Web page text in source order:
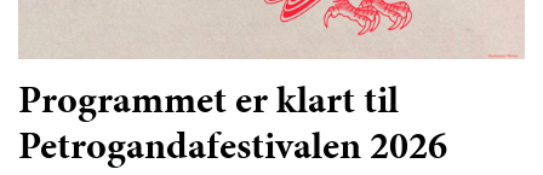
Programmet er klart til
Petrogandafestivalen 2026